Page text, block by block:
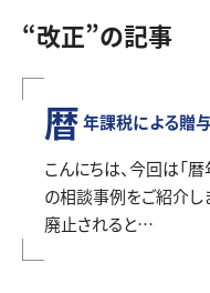
無料相
“改正”の記事
暦年課税による贈
こんにちは、今回は「
の相談事例をご紹介
廃止されると…